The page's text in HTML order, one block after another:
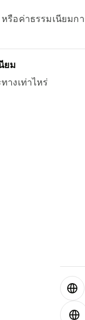
รือค่าธรรมเนียมก
ยม
างเท่าไหร่